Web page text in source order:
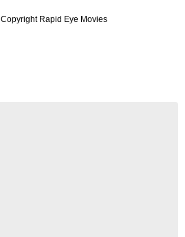
Copyright Rapid Eye Movies